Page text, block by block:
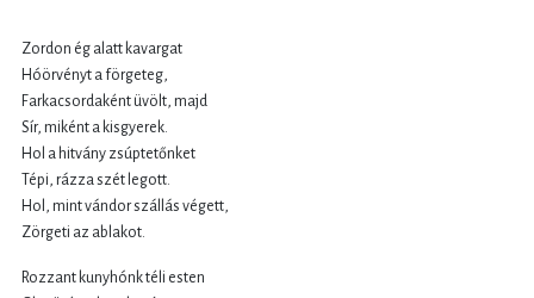
Zordon ég alatt kavargat
Hóörvényt a förgeteg,
Farkacsordaként üvölt, majd
Sír, miként a kisgyerek.
Hol a hitvány zsúptetőnket
Tépi, rázza szét legott.
Hol, mint vándor szállás végett,
Zörgeti az ablakot.
Rozzant kunyhónk téli esten